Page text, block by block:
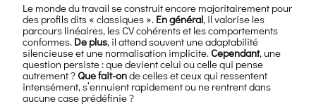
Le monde du travail se construit encore majoritairement pour
des profils dits « classiques ». En général, il valorise les
parcours linéaires, les CV cohérents et les comportements
conformes. De plus, il attend souvent une adaptabilité
silencieuse et une normalisation implicite.Cependant, une
question persiste : que devient celui ou celle qui pense
autrement ?Que fait-onde celles et ceux qui ressentent
intensément, s’ennuient rapidement ou ne rentrent dans
aucune case prédéfinie ?